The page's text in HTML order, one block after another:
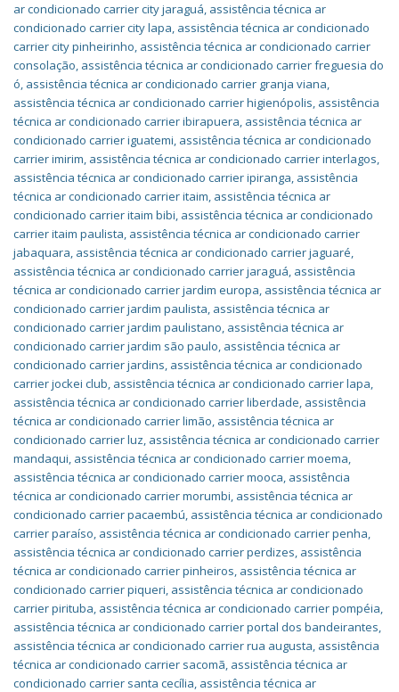
ar condicionado carrier city jaraguá, assistência técnica ar
condicionado carrier city lapa, assistência técnica ar condicionado
carrier city pinheirinho, assistência técnica ar condicionado carrier
consolação, assistência técnica ar condicionado carrier freguesia do
ó, assistência técnica ar condicionado carrier granja viana,
assistência técnica ar condicionado carrier higienópolis, assistência
técnica ar condicionado carrier ibirapuera, assistência técnica ar
condicionado carrier iguatemi, assistência técnica ar condicionado
carrier imirim, assistência técnica ar condicionado carrier interlagos,
assistência técnica ar condicionado carrier ipiranga, assistência
técnica ar condicionado carrier itaim, assistência técnica ar
condicionado carrier itaim bibi, assistência técnica ar condicionado
carrier itaim paulista, assistência técnica ar condicionado carrier
jabaquara, assistência técnica ar condicionado carrier jaguaré,
assistência técnica ar condicionado carrier jaraguá, assistência
técnica ar condicionado carrier jardim europa, assistência técnica ar
condicionado carrier jardim paulista, assistência técnica ar
condicionado carrier jardim paulistano, assistência técnica ar
condicionado carrier jardim são paulo, assistência técnica ar
condicionado carrier jardins, assistência técnica ar condicionado
carrier jockei club, assistência técnica ar condicionado carrier lapa,
assistência técnica ar condicionado carrier liberdade, assistência
técnica ar condicionado carrier limão, assistência técnica ar
condicionado carrier luz, assistência técnica ar condicionado carrier
mandaqui, assistência técnica ar condicionado carrier moema,
assistência técnica ar condicionado carrier mooca, assistência
técnica ar condicionado carrier morumbi, assistência técnica ar
condicionado carrier pacaembú, assistência técnica ar condicionado
carrier paraíso, assistência técnica ar condicionado carrier penha,
assistência técnica ar condicionado carrier perdizes, assistência
técnica ar condicionado carrier pinheiros, assistência técnica ar
condicionado carrier piqueri, assistência técnica ar condicionado
carrier pirituba, assistência técnica ar condicionado carrier pompéia,
assistência técnica ar condicionado carrier portal dos bandeirantes,
assistência técnica ar condicionado carrier rua augusta, assistência
técnica ar condicionado carrier sacomã, assistência técnica ar
condicionado carrier santa cecília, assistência técnica ar